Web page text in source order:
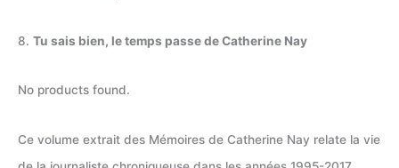
8. Tu sais bien, le temps passe de Catherine Nay
No products found.
Ce volume extrait des Mémoires de Catherine Nay relate la vie